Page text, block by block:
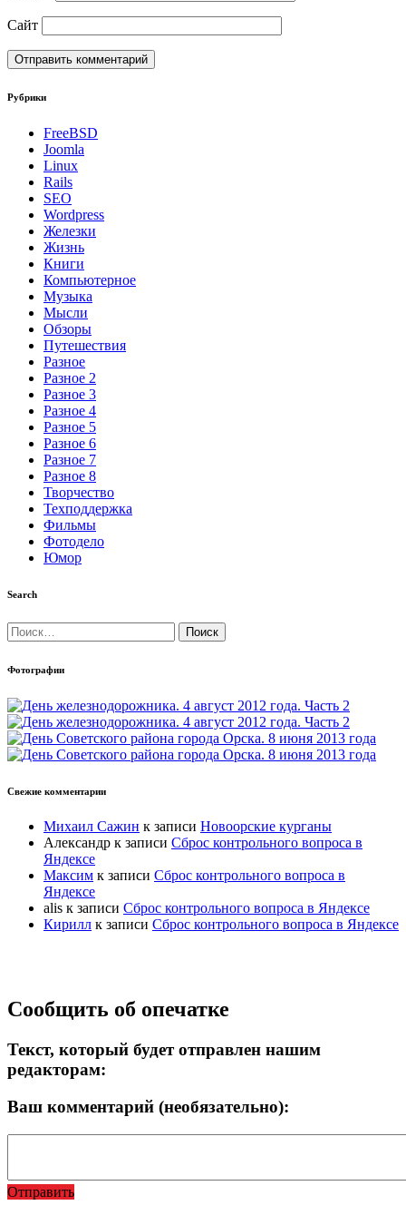
Сайт
Рубрики
FreeBSD
Joomla
Linux
Rails
SEO
Wordpress
Железки
Жизнь
Книги
Компьютерное
Музыка
Мысли
Обзоры
Путешествия
Разное
Разное 2
Разное 3
Разное 4
Разное 5
Разное 6
Разное 7
Разное 8
Творчество
Техподдержка
Фильмы
Фотодело
Юмор
Search
Найти:
Фотографии
Свежие комментарии
Михаил Сажин к записи Новоорские курганы
Александр к записи Сброс контрольного вопроса в
Яндексе
Максим к записи Сброс контрольного вопроса в
Яндексе
alis к записи Сброс контрольного вопроса в Яндексе
Кирилл к записи Сброс контрольного вопроса в Яндексе
Прокрутка
вверх
Сообщить об опечатке
Текст, который будет отправлен нашим
редакторам:
Ваш комментарий (необязательно):
Отправить